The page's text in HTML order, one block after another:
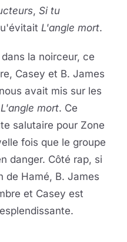
, Si tu
L'angle mort.
la noirceur, ce
Casey et B. James
avait mis sur les
L'angle mort. Ce
salutaire pour Zone
fois que le groupe
danger. Côté rap, si
de Hamé, B. James
et Casey est